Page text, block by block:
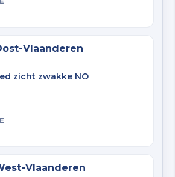
Vlaanderen
zicht zwakke NO
Vlaanderen